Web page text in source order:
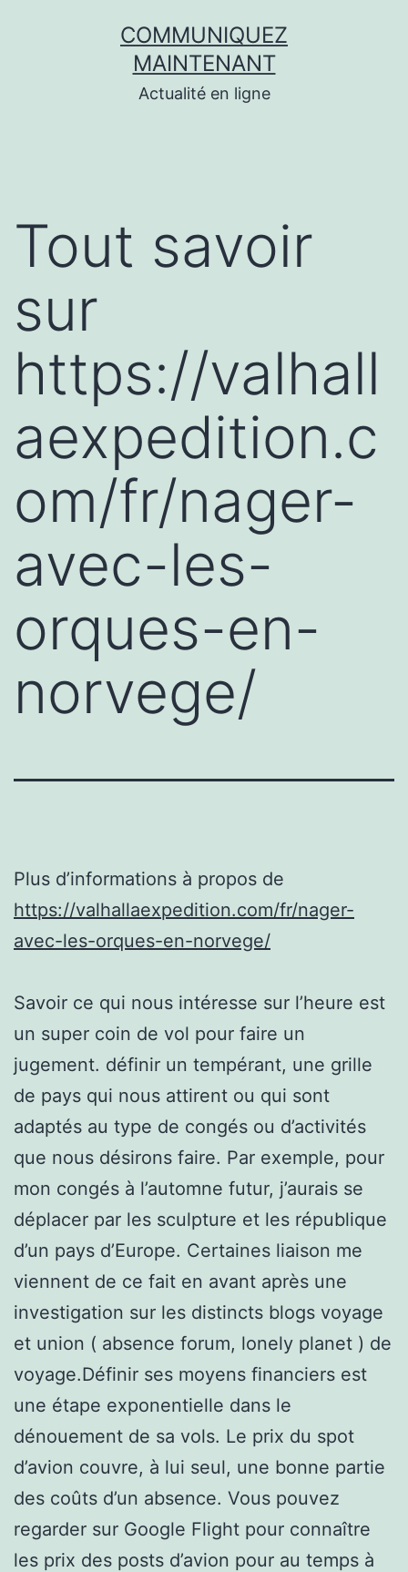
COMMUNIQUEZ
MAINTENANT
Actualité en ligne
Tout savoir
sur
https://valhall
aexpedition.c
om/fr/nager-
avec-les-
orques-en-
norvege/
Plus d’informations à propos de
https://valhallaexpedition.com/fr/nager-
avec-les-orques-en-norvege/
Savoir ce qui nous intéresse sur l’heure est
un super coin de vol pour faire un
jugement. définir un tempérant, une grille
de pays qui nous attirent ou qui sont
adaptés au type de congés ou d’activités
que nous désirons faire. Par exemple, pour
mon congés à l’automne futur, j’aurais se
déplacer par les sculpture et les république
d’un pays d’Europe. Certaines liaison me
viennent de ce fait en avant après une
investigation sur les distincts blogs voyage
et union ( absence forum, lonely planet ) de
voyage.Définir ses moyens financiers est
une étape exponentielle dans le
dénouement de sa vols. Le prix du spot
d’avion couvre, à lui seul, une bonne partie
des coûts d’un absence. Vous pouvez
regarder sur Google Flight pour connaître
les prix des posts d’avion pour au temps à